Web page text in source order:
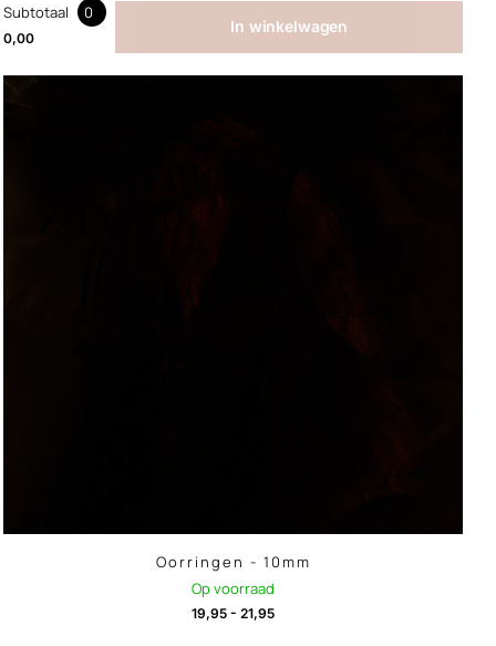
Subtotaal 0
0,00
In winkelwagen
Oorringen - 10mm
Op voorraad
19,95 -21,95